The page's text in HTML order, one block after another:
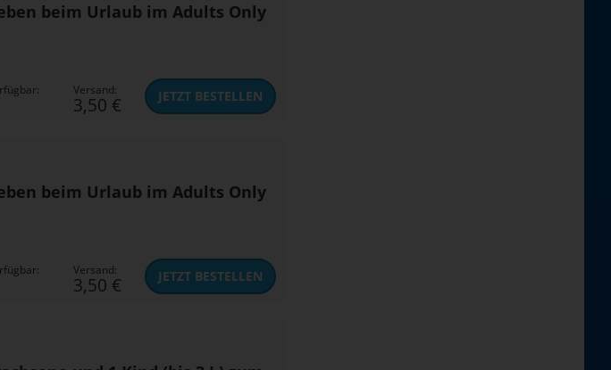
beim Urlaub im Adults Only
JETZTBESTELLEN
Versand:
3,50 €
beim Urlaub im Adults Only
JETZTBESTELLEN
Versand:
3,50 €